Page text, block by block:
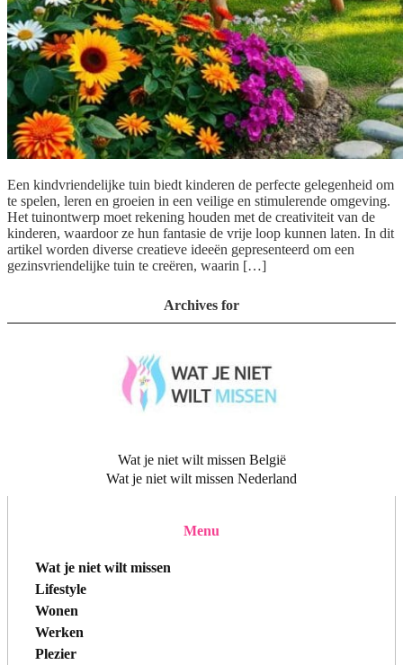
Een kindvriendelijke tuin biedt kinderen de perfecte gelegenheid om
te spelen, leren en groeien in een veilige en stimulerende omgeving.
Het tuinontwerp moet rekening houden met de creativiteit van de
kinderen, waardoor ze hun fantasie de vrije loop kunnen laten. In dit
artikel worden diverse creatieve ideeën gepresenteerd om een
gezinsvriendelijke tuin te creëren, waarin […]
Archives for
Wat je niet wilt missen België
Wat je niet wilt missen Nederland
Menu
Wat je niet wilt missen
Lifestyle
Wonen
Werken
Plezier